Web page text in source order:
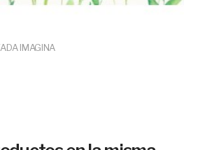
IMAGINA